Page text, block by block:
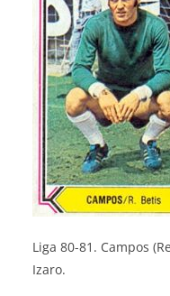
Liga 80-81. Campos
Izaro.